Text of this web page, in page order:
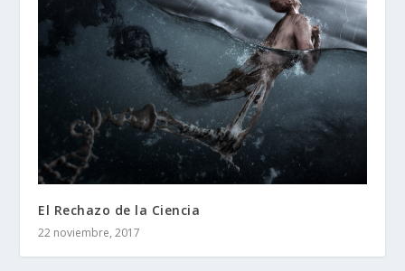
El Rechazo de la Ciencia
22 noviembre, 2017